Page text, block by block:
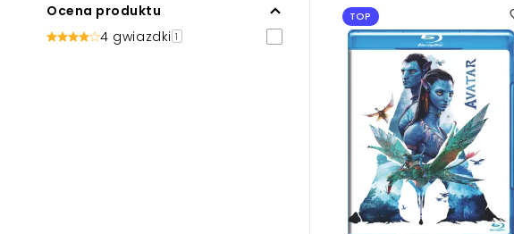
Ocena produktu
4 gwiazdki 1
TOP